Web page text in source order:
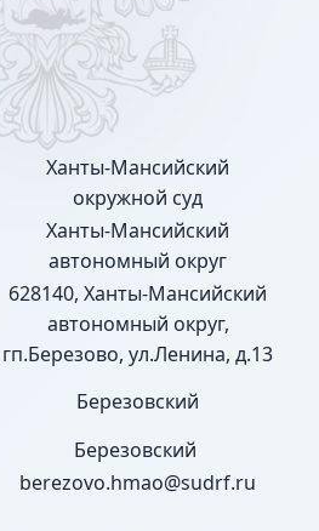
Ханты-Мансийский
окружной суд
Ханты-Мансийский
автономный округ
628140, Ханты-Мансийский
автономный округ,
гп.Березово, ул.Ленина, д.13
Березовский
Березовский
berezovo.hmao@sudrf.ru